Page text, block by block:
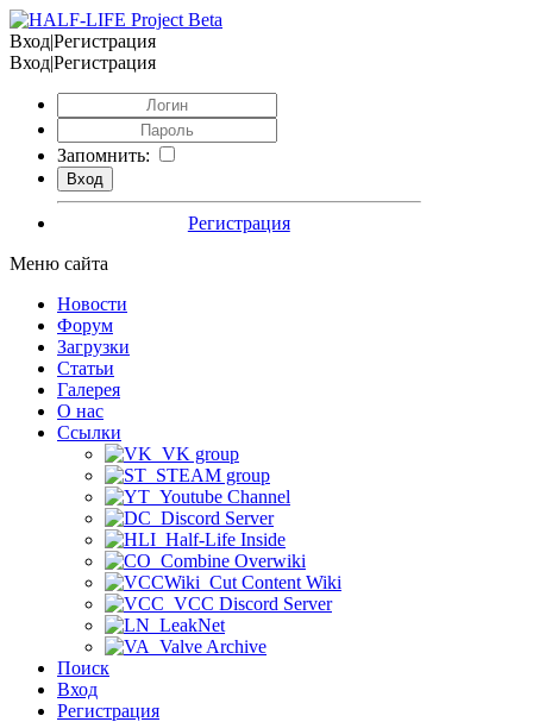
Вход|Регистрация
Вход|Регистрация
Запомнить:
Регистрация
Меню сайта
Новости
Форум
Загрузки
Статьи
Галерея
О нас
Ссылки
VK group
STEAM group
Youtube Channel
Discord Server
Half-Life Inside
Combine Overwiki
Cut Content Wiki
VCC Discord Server
LeakNet
Valve Archive
Поиск
Вход
Регистрация